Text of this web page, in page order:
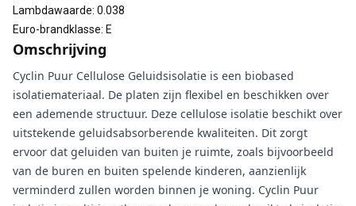
Lambdawaarde: 0.038
Euro-brandklasse: E
Omschrijving
Cyclin Puur Cellulose Geluidsisolatie is een biobased
isolatiemateriaal. De platen zijn flexibel en beschikken over
een ademende structuur. Deze cellulose isolatie beschikt over
uitstekende geluidsabsorberende kwaliteiten. Dit zorgt
ervoor dat geluiden van buiten je ruimte, zoals bijvoorbeeld
van de buren en buiten spelende kinderen, aanzienlijk
verminderd zullen worden binnen je woning. Cyclin Puur